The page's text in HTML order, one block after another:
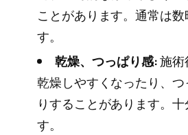
ことがあります。通常は
す。
乾燥、つっぱり感:施術
乾燥しやすくなったり、
りすることがあります。
す。